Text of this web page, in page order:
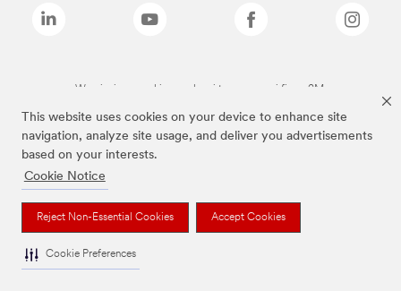
This website uses cookies on your device to enhance site
navigation, analyze site usage, and deliver you advertisements
based on your interests.
Cookie Notice
Reject Non-Essential Cookies Accept Cookies
Cookie Preferences
Wymienione marki są znakami towarowymi firmy 3M.